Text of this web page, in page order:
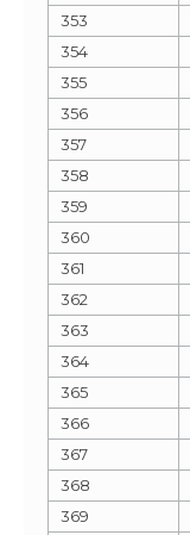
353
354
355
356
357
358
359
360
361
362
363
364
365
366
367
368
369